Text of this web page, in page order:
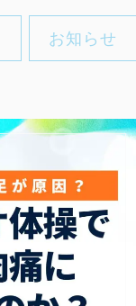
お知らせ